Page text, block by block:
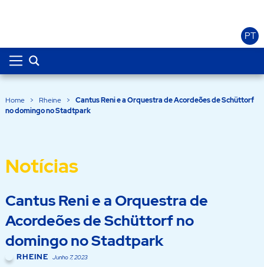
PT
Home > Rheine >
Cantus Reni e a Orquestra de Acordeões de Schüttorf
no domingo no Stadtpark
Notícias
Cantus Reni e a Orquestra de
Acordeões de Schüttorf no
domingo no Stadtpark
RHEINE Junho 7, 2023